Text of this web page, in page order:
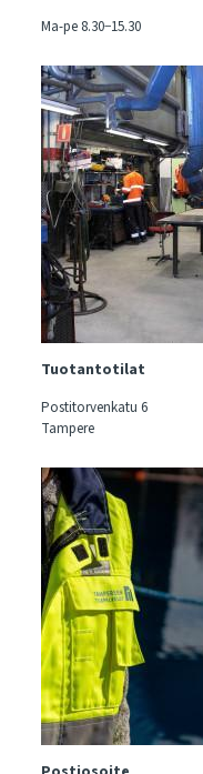
Ma-pe 8.30−15.30
Tuotantotilat
Postitorvenkatu 6
Tampere